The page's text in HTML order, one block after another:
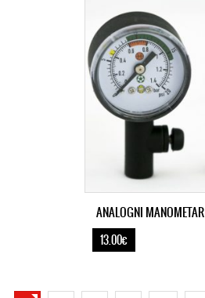
ANALOGNI MANOMETAR
13.00€